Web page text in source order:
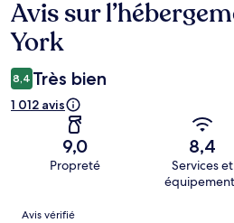
Avis
Avis sur
York
8,4 Très bien
1 012 avis
9,0
Propreté
8,4
Services et
Avis
Avis vérifié